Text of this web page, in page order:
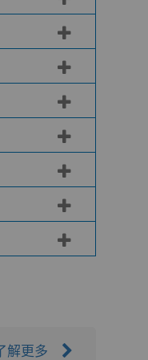
颗
实现
光学
光，
达到
。
解更多